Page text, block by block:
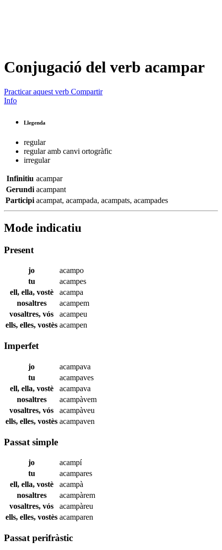
Conjugació del verb acampar
Practicar aquest verb Compartir
Info
Llegenda
regular
regular amb canvi ortogràfic
irregular
Infinitiu acampar
Gerundi acampant
Participi acampat, acampada, acampats, acampades
Mode indicatiu
Present
jo
acampo
tu
acampes
ell, ella, vostè
acampa
nosaltres
acampem
vosaltres, vós
acampeu
ells, elles, vostès acampen
Imperfet
jo
acampava
tu
acampaves
ell, ella, vostè
acampava
nosaltres
acampàvem
vosaltres, vós
acampàveu
ells, elles, vostès acampaven
Passat simple
jo
acampí
tu
acampares
ell, ella, vostè
acampà
nosaltres
acampàrem
vosaltres, vós
acampàreu
ells, elles, vostès acamparen
Passat perifràstic